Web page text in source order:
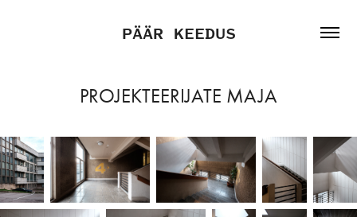
PÄÄR KEEDUS
PROJEKTEERIJATE MAJA